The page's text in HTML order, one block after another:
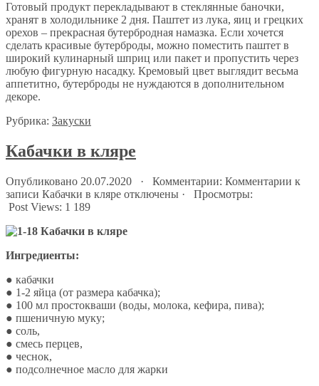
Готовый продукт перекладывают в стеклянные баночки,
хранят в холодильнике 2 дня. Паштет из лука, яиц и грецких
орехов – прекрасная бутербродная намазка. Если хочется
сделать красивые бутерброды, можно поместить паштет в
широкий кулинарный шприц или пакет и пропустить через
любую фигурную насадку. Кремовый цвет выглядит весьма
аппетитно, бутерброды не нуждаются в дополнительном
декоре.
Рубрика: Закуски
Кабачки в кляре
Опубликовано 20.07.2020 · Комментарии: Комментарии к
записи Кабачки в кляре отключены · Просмотры:
Post Views: 1 189
Ингредиенты:
● кабачки
● 1-2 яйца (от размера кабачка);
● 100 мл простокваши (воды, молока, кефира, пива);
● пшеничную муку;
● соль,
● смесь перцев,
● чеснок,
● подсолнечное масло для жарки